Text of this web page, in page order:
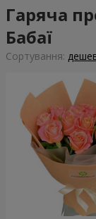
Гаряча
Бабаї
Сортування: